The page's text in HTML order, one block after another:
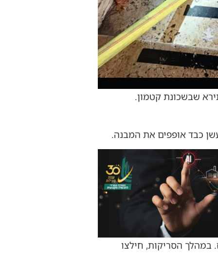
כבד אופפים את המבנה.
במהלך הסריקות, חילצו